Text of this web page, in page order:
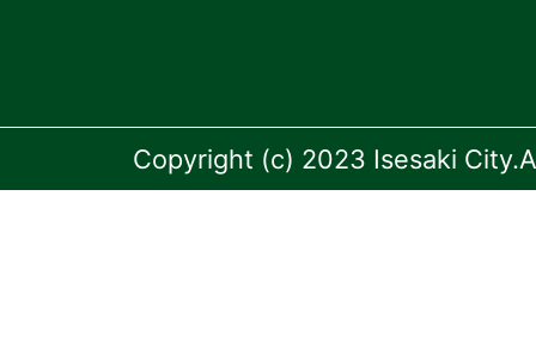
Copyright (c) 2023 Isesaki